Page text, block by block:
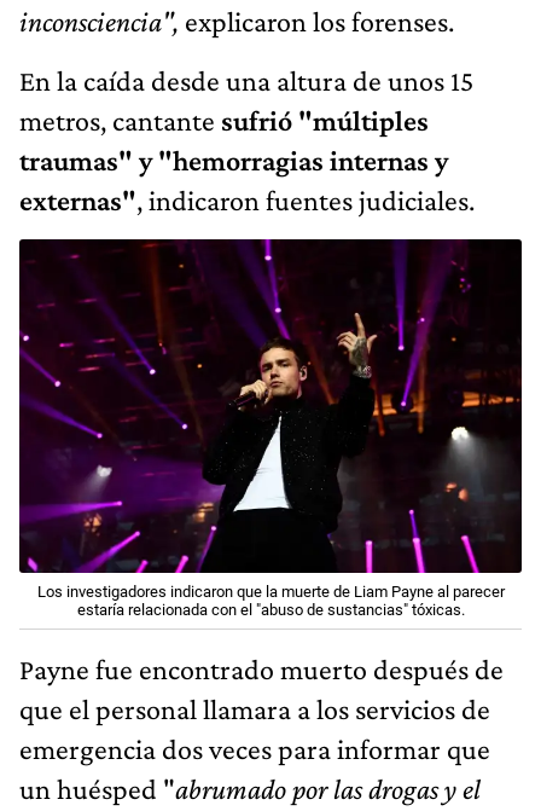
inconsciencia", explicaron los forenses.
En la caída desde una altura de unos 15
metros, cantante sufrió "múltiples
traumas" y "hemorragias internas y
externas", indicaron fuentes judiciales.
Los investigadores indicaron que la muerte de Liam Payne al parecer
estaría relacionada con el "abuso de sustancias" tóxicas.
Payne fue encontrado muerto después de
que el personal llamara a los servicios de
emergencia dos veces para informar que
un huésped "abrumado por las drogas y el